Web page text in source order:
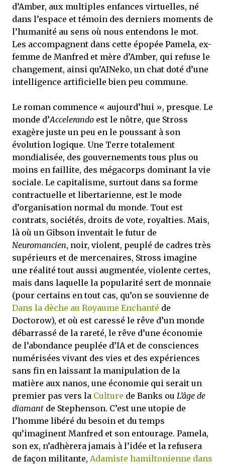
d’Amber, aux multiples enfances virtuelles, né
dans l’espace et témoin des derniers moments de
l’humanité au sens où nous entendons le mot.
Les accompagnent dans cette épopée Pamela, ex-
femme de Manfred et mère d’Amber, qui refuse le
changement, ainsi qu’AINeko, un chat doté d’une
intelligence artificielle bien peu commune.
Le roman commence « aujourd’hui », presque. Le
monde d’Accelerando est le nôtre, que Stross
exagère juste un peu en le poussant à son
évolution logique. Une Terre totalement
mondialisée, des gouvernements tous plus ou
moins en faillite, des mégacorps dominant la vie
sociale. Le capitalisme, surtout dans sa forme
contractuelle et libertarienne, est le mode
d’organisation normal du monde. Tout est
contrats, sociétés, droits de vote, royalties. Mais,
là où un Gibson inventait le futur de
Neuromancien, noir, violent, peuplé de cadres très
supérieurs et de mercenaires, Stross imagine
une réalité tout aussi augmentée, violente certes,
mais dans laquelle la popularité sert de monnaie
(pour certains en tout cas, qu’on se souvienne de
Dans la dèche au Royaume Enchanté de
Doctorow), et où est caressé le rêve d’un monde
débarrassé de la rareté, le rêve d’une économie
de l’abondance peuplée d’IA et de consciences
numérisées vivant des vies et des expériences
sans fin en laissant la manipulation de la
matière aux nanos, une économie qui serait un
premier pas vers la Culture de Banks ou L’âge de
diamant de Stephenson. C’est une utopie de
l’homme libéré du besoin et du temps
qu’imaginent Manfred et son entourage. Pamela,
son ex, n’adhèrera jamais à l’idée et la refusera
de façon militante, Adamiste hamiltonienne dans